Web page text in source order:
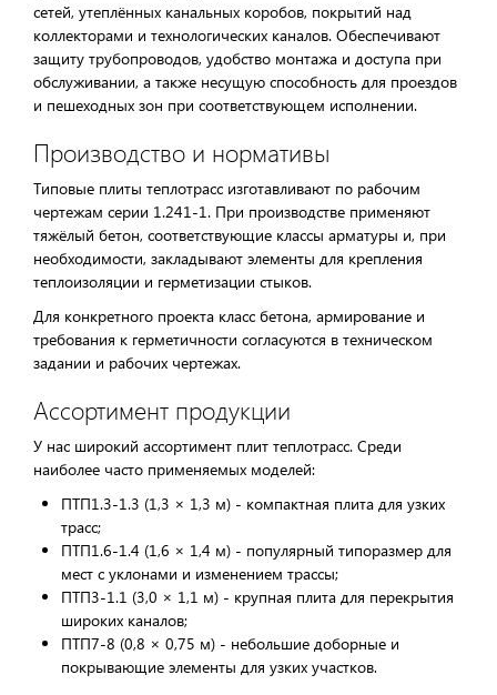
сетей, утеплённых канальных коробов, покрытий над
коллекторами и технологических каналов. Обеспечивают
защиту трубопроводов, удобство монтажа и доступа при
обслуживании, а также несущую способность для проездов
и пешеходных зон при соответствующем исполнении.
Производство и нормативы
Типовые плиты теплотрасс изготавливают по рабочим
чертежам серии 1.241-1. При производстве применяют
тяжёлый бетон, соответствующие классы арматуры и, при
необходимости, закладывают элементы для крепления
теплоизоляции и герметизации стыков.
Для конкретного проекта класс бетона, армирование и
требования к герметичности согласуются в техническом
задании и рабочих чертежах.
Ассортимент продукции
У нас широкий ассортимент плит теплотрасс. Среди
наиболее часто применяемых моделей:
ПТП1.3-1.3 (1,3 × 1,3 м) - компактная плита для узких
трасс;
ПТП1.6-1.4 (1,6 × 1,4 м) - популярный типоразмер для
мест с уклонами и изменением трассы;
ПТП3-1.1 (3,0 × 1,1 м) - крупная плита для перекрытия
широких каналов;
ПТП7-8 (0,8 × 0,75 м) - небольшие доборные и
покрывающие элементы для узких участков.